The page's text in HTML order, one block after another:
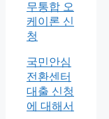
무통합 오
케이론 신
청
국민안심
전환센터
대출 신청
에 대해서